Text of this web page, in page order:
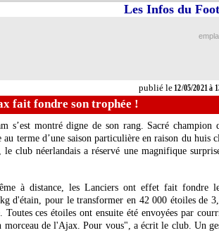
publié le12/05/2021 à
Les Infos du
fait fondre son trophée !
s’est montré digne de son rang. Sacré champion
terme d’une saison particulière en raison du huis
club néerlandais a réservé une magnifique
à distance, les Lanciers ont effet fait fondre
d'étain, pour le transformer en 42 000 étoiles de
ces étoiles ont ensuite été envoyées par
morceau de l'Ajax. Pour vous", a écrit le club. Un